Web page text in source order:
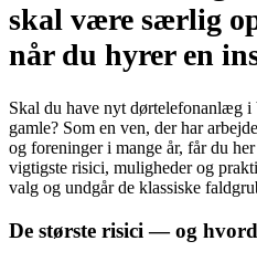
skal være særlig
når du hyrer en
Skal du have nyt dørtelefonanlæg
gamle? Som en ven, der har
og foreninger i mange år, får du
vigtigste risici, muligheder og
valg og undgår de klassiske
De største risici — og